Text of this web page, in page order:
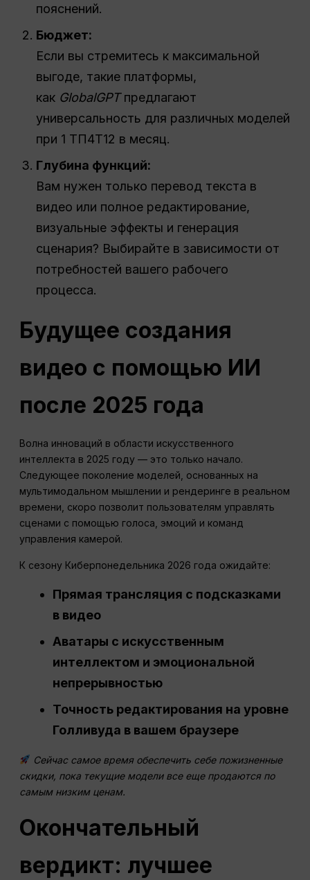
пояснений.
Бюджет:
Если вы стремитесь к максимальной
выгоде, такие платформы,
как GlobalGPTпредлагают
универсальность для различных моделей
при 1 ТП4Т12 в месяц.
Глубина функций:
Вам нужен только перевод текста в
видео или полное редактирование,
визуальные эффекты и генерация
сценария? Выбирайте в зависимости от
потребностей вашего рабочего
процесса.
Будущее создания
видео с помощью ИИ
после 2025 года
Волна инноваций в области искусственного
интеллекта в 2025 году — это только начало.
Следующее поколение моделей, основанных на
мультимодальном мышлении и рендеринге в реальном
времени, скоро позволит пользователям управлять
сценами с помощью голоса, эмоций и команд
управления камерой.
К сезону Киберпонедельника 2026 года ожидайте:
Прямая трансляция с подсказками
в видео
Аватары с искусственным
интеллектом и эмоциональной
непрерывностью
Точность редактирования на уровне
Голливуда в вашем браузере
Сейчас самое время обеспечить себе пожизненные
скидки, пока текущие модели все еще продаются по
самым низким ценам.
Окончательный
вердикт: лучшее